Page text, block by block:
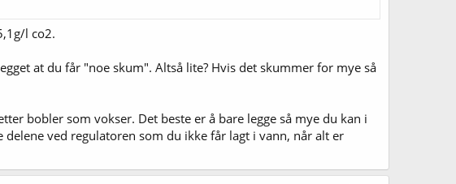
l co2.
at du får "noe skum". Altså lite? Hvis det skummer for mye så
bobler som vokser. Det beste er å bare legge så mye du kan i
ved regulatoren som du ikke får lagt i vann, når alt er